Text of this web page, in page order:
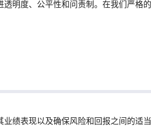
明度、公平性和问责制。在我们严格
绩表现以及确保风险和回报之间的适